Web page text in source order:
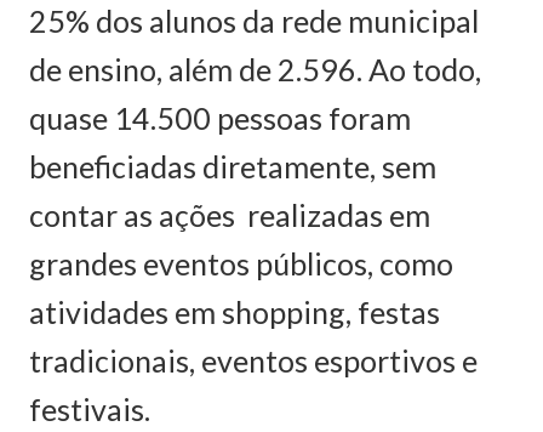
25% dos alunos da rede municipal
de ensino, além de 2.596. Ao todo,
quase 14.500 pessoas foram
beneficiadas diretamente, sem
contar as ações realizadas em
grandes eventos públicos, como
atividades em shopping, festas
tradicionais, eventos esportivos e
festivais.